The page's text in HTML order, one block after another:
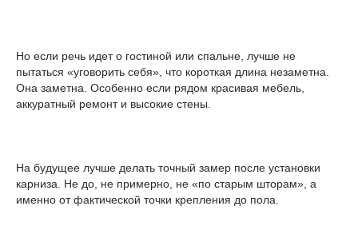
Но если речь идет о гостиной или спальне, лучше не
пытаться «уговорить себя», что короткая длина незаметна.
Она заметна. Особенно если рядом красивая мебель,
аккуратный ремонт и высокие стены.
На будущее лучше делать точный замер после установки
карниза. Не до, не примерно, не «по старым шторам», а
именно от фактической точки крепления до пола.